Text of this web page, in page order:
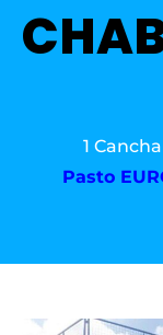
1 Cancha
Pasto